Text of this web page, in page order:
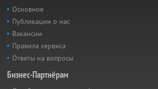
Основное
Публикации о нас
Вакансии
Правила сервиса
Ответы на вопросы
Бизнес-Партнёрам